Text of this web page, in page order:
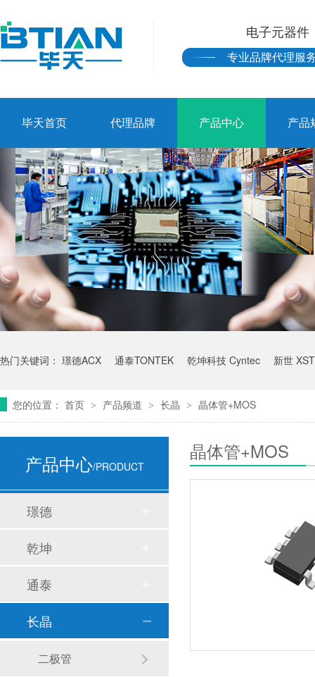
电子元器件
专业品牌代理服
毕天首页 代理品牌 产品中心 产品
热门关键词： 璟德ACX 通泰TONTEK 乾坤科技 Cyntec 新世
您的位置： 首页 > 产品频道 > 长晶 > 晶体管+MOS
晶体管+MOS
产品中心/PRODUCT
璟德
乾坤
通泰
长晶
二极管